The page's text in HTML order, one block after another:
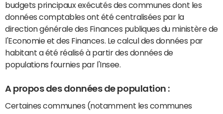
budgets principaux exécutés des communes dont les
données comptables ont été centralisées par la
direction générale des Finances publiques du ministère de
l'Economie et des Finances. Le calcul des données par
habitant a été réalisé à partir des données de
populations fournies par l'Insee.
A propos des données de population :
Certaines communes (notamment les communes